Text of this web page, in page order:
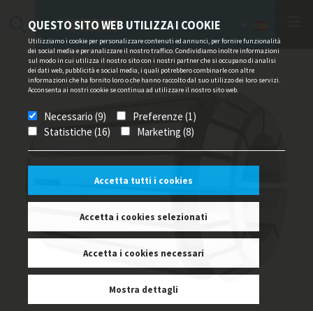
QUESTO SITO WEB UTILIZZA I COOKIE
Utilizziamo i cookie per personalizzare contenuti ed annunci, per fornire funzionalità
dei social media e per analizzare il nostro traffico. Condividiamo inoltre informazioni
sul modo in cui utilizza il nostro sito con i nostri partner che si occupano di analisi
dei dati web, pubblicità e social media, i quali potrebbero combinarle con altre
informazioni che ha fornito loro o che hanno raccolto dal suo utilizzo dei loro servizi.
Acconsenta ai nostri cookie se continua ad utilizzare il nostro sito web.
Necessario (9)
Preferenze (1)
Statistiche (16)
Marketing (8)
Accetta tutti i cookies
Accetta i cookies selezionati
Accetta i cookies necessari
Mostra dettagli